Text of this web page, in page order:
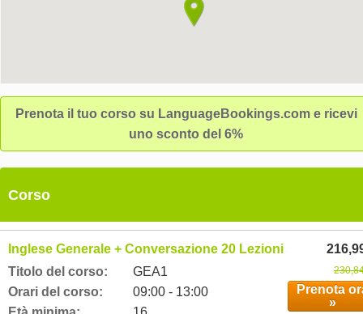
Prenota il tuo corso su LanguageBookings.com e ricevi
uno sconto del 6%
Corso
Inglese Generale + Conversazione 20 Lezioni settimanali
Titolo del corso:
GEA1
Orari del corso:
09:00 - 13:00
Prenota
»